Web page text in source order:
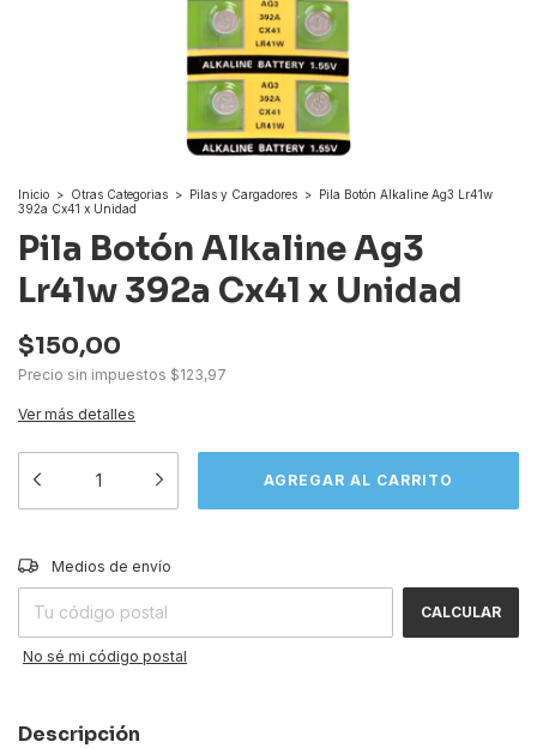
Inicio > Otras Categorias > Pilas y Cargadores > Pila Botón Alkaline Ag3 Lr41w
392a Cx41 x Unidad
Pila Botón Alkaline Ag3
Lr41w 392a Cx41 x Unidad
$150,00
Precio sin impuestos $123,97
Ver más detalles
Entregas para el CP:
Medios de envío
CALCULAR
No sé mi código postal
Descripción